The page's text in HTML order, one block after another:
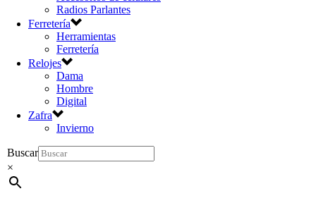
Radios Parlantes
Ferretería
Herramientas
Ferretería
Relojes
Dama
Hombre
Digital
Zafra
Invierno
Buscar
×